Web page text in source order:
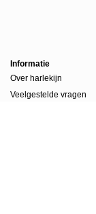
Informatie
Over harlekijn
Veelgestelde vragen